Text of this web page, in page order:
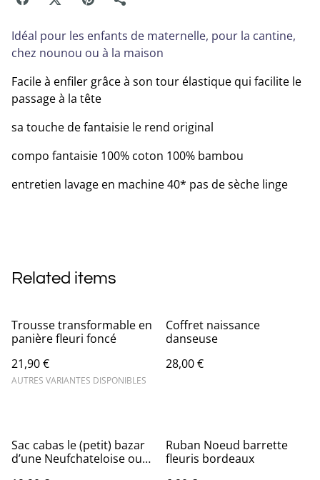
Idéal pour les enfants de maternelle, pour la cantine,
chez nounou ou à la maison
Facile à enfiler grâce à son tour élastique qui facilite le
passage à la tête
sa touche de fantaisie le rend original
compo fantaisie 100% coton 100% bambou
entretien lavage en machine 40* pas de sèche linge
Related items
Trousse transformable en
panière fleuri foncé
21,90 €
AUTRES VARIANTES DISPONIBLES
Coffret naissance
danseuse
28,00 €
Sac cabas le (petit) bazar
d’une Neufchateloise ou
Ruban Noeud barrette
fleuris bordeaux